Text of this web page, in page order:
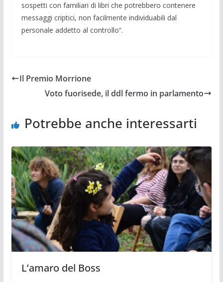
sospetti con familiari di libri che potrebbero contenere
messaggi criptici, non facilmente individuabili dal
personale addetto al controllo”.
Il Premio Morrione
Voto fuorisede, il ddl fermo in parlamento
Potrebbe anche interessarti
L’amaro del Boss